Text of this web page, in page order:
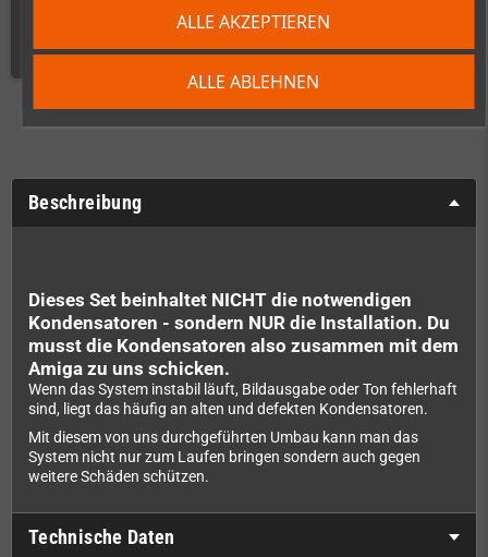
ALLE ABLEHNEN
ALLE AKZEPTIEREN
mal verkauft!
Beschreibung
Dieses Set beinhaltet NICHT die notwendigen
Kondensatoren - sondern NUR die Installation. Du
musst die Kondensatoren also zusammen mit dem
Amiga zu uns schicken.
Wenn das System instabil läuft, Bildausgabe oder Ton fehlerhaft
sind, liegt das häufig an alten und defekten Kondensatoren.
Mit diesem von uns durchgeführten Umbau kann man das
System nicht nur zum Laufen bringen sondern auch gegen
weitere Schäden schützen.
Technische Daten